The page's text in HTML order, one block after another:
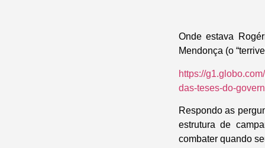
Onde estava
Mendonça (o
https://
das-teses-do-
Respondo as
estrutura de
combater quando